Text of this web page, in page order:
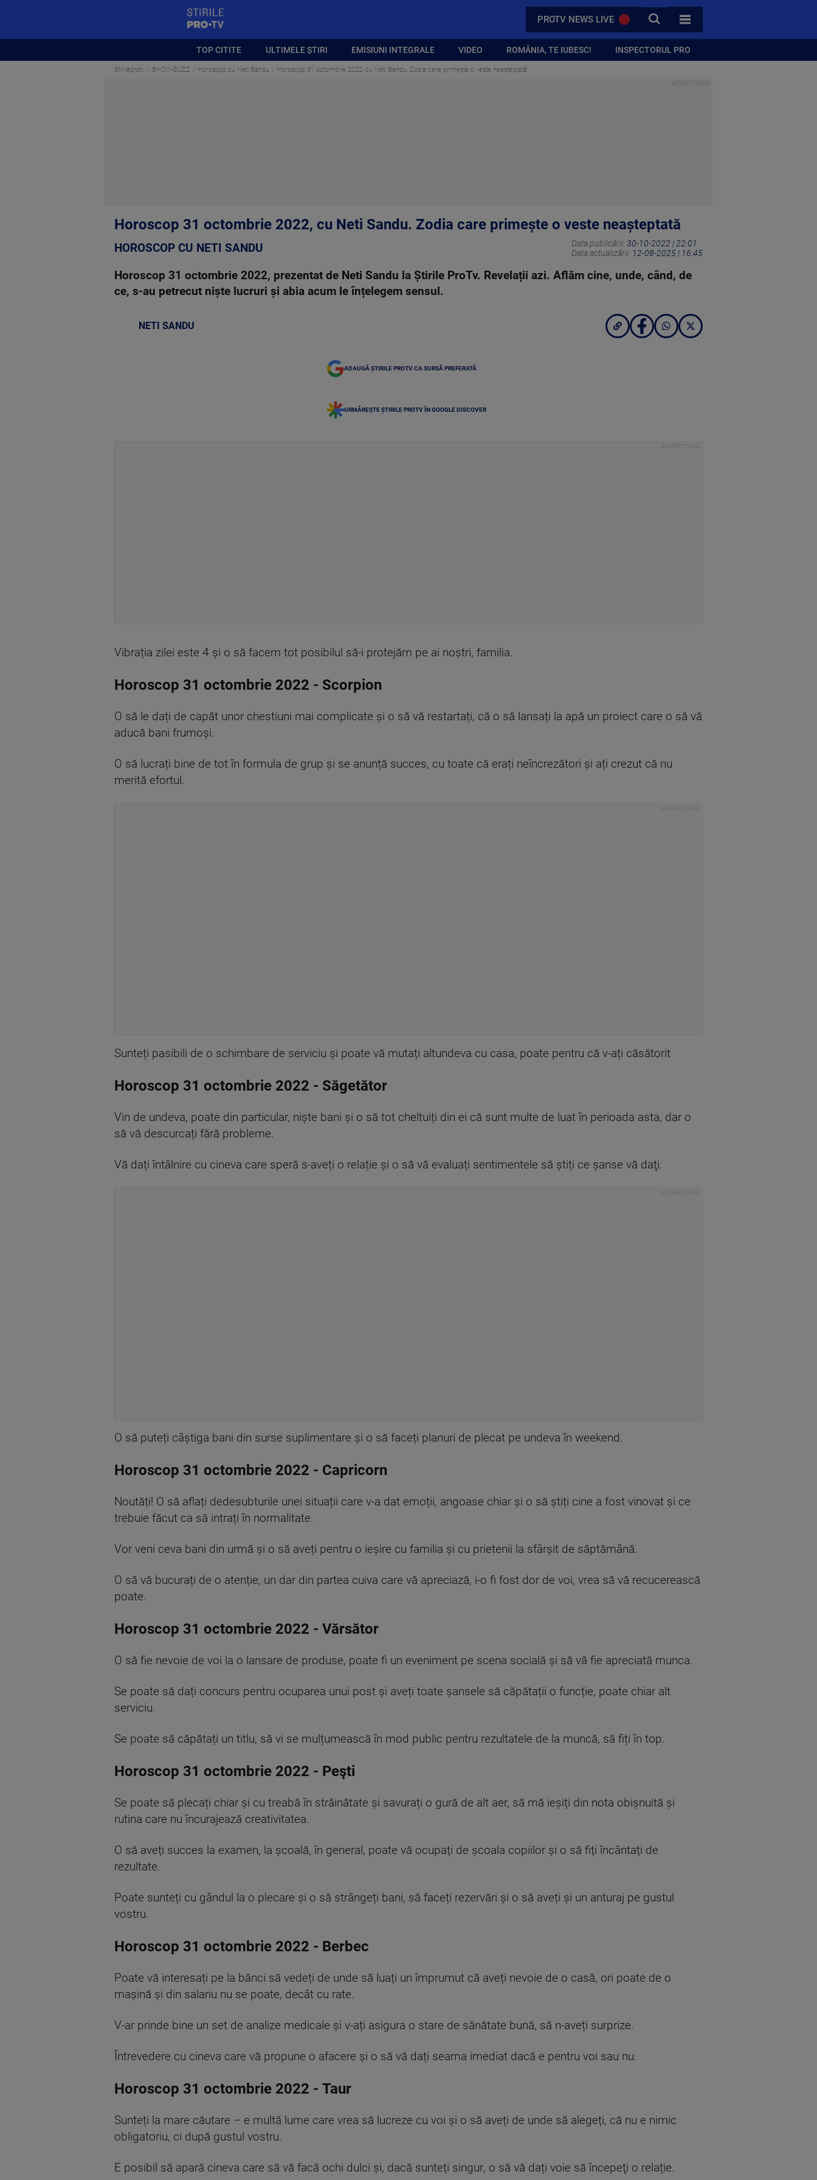
PROTV NEWS LIVE CAUTA
TOATE CATEGORIILE
TOP CITITE ULTIMELE ȘTIRI EMISIUNI INTEGRALE VIDEO ROMÂNIA, TE IUBESC! INSPECTORUL PRO
Stirileprotv SHOW-BUZZ Horoscop cu Neti Sandu Horoscop 31 octombrie 2022, cu Neti Sandu. Zodia care primește o veste neașteptată
Horoscop 31 octombrie 2022, cu Neti Sandu. Zodia care primește o veste neașteptată
HOROSCOP CU NETI SANDU Data publicării: 30-10-2022 | 22:01
Data actualizării: 12-08-2025 | 16:45
Horoscop 31 octombrie 2022, prezentat de Neti Sandu la Știrile ProTv. Revelații azi. Aflăm cine, unde, când, de
ce, s-au petrecut niște lucruri și abia acum le înțelegem sensul.
NETI SANDU
ADAUGĂ ȘTIRILE PROTV CA SURSĂ PREFERATĂ
URMĂREȘTE ȘTIRILE PROTV ÎN GOOGLE DISCOVER
Vibrația zilei este 4 și o să facem tot posibilul să-i protejăm pe ai noștri, familia.
Horoscop 31 octombrie 2022 - Scorpion
O să le dați de capăt unor chestiuni mai complicate și o să vă restartați, că o să lansați la apă un proiect care o să vă
aducă bani frumoși.
O să lucrați bine de tot în formula de grup și se anunță succes, cu toate că erați neîncrezători și ați crezut că nu
merită efortul.
Sunteți pasibili de o schimbare de serviciu și poate vă mutați altundeva cu casa, poate pentru că v-ați căsătorit
Horoscop 31 octombrie 2022 - Săgetător
Vin de undeva, poate din particular, niște bani și o să tot cheltuiți din ei că sunt multe de luat în perioada asta, dar o
să vă descurcați fără probleme.
Vă dați întâlnire cu cineva care speră s-aveți o relație și o să vă evaluați sentimentele să știți ce șanse vă daţi.
O să puteți câștiga bani din surse suplimentare și o să faceți planuri de plecat pe undeva în weekend.
Horoscop 31 octombrie 2022 - Capricorn
Noutăți! O să aflați dedesubturile unei situații care v-a dat emoții, angoase chiar și o să știți cine a fost vinovat și ce
trebuie făcut ca să intrați în normalitate.
Vor veni ceva bani din urmă și o să aveți pentru o ieșire cu familia și cu prietenii la sfârșit de săptămână.
O să vă bucurați de o atenție, un dar din partea cuiva care vă apreciază, i-o fi fost dor de voi, vrea să vă recucerească
poate.
Horoscop 31 octombrie 2022 - Vărsător
O să fie nevoie de voi la o lansare de produse, poate fi un eveniment pe scena socială și să vă fie apreciată munca.
Se poate să dați concurs pentru ocuparea unui post și aveți toate șansele să căpătații o funcție, poate chiar alt
serviciu.
Se poate să căpătați un titlu, să vi se mulțumească în mod public pentru rezultatele de la muncă, să fiți în top.
Horoscop 31 octombrie 2022 - Peşti
Se poate să plecați chiar și cu treabă în străinătate și savurați o gură de alt aer, să mă ieșiți din nota obișnuită și
rutina care nu încurajează creativitatea.
O să aveți succes la examen, la școală, în general, poate vă ocupați de școala copiilor și o să fiți încântați de
rezultate.
Poate sunteți cu gândul la o plecare și o să strângeți bani, să faceți rezervări și o să aveți și un anturaj pe gustul
vostru.
Horoscop 31 octombrie 2022 - Berbec
Poate vă interesați pe la bănci să vedeți de unde să luați un împrumut că aveți nevoie de o casă, ori poate de o
mașină și din salariu nu se poate, decât cu rate.
V-ar prinde bine un set de analize medicale și v-ați asigura o stare de sănătate bună, să n-aveți surprize.
Întrevedere cu cineva care vă propune o afacere și o să vă dați seama imediat dacă e pentru voi sau nu.
Horoscop 31 octombrie 2022 - Taur
Sunteți la mare căutare – e multă lume care vrea să lucreze cu voi și o să aveți de unde să alegeți, că nu e nimic
obligatoriu, ci după gustul vostru.
E posibil să apară cineva care să vă facă ochi dulci și, dacă sunteți singur, o să vă dați voie să începeţi o relație.